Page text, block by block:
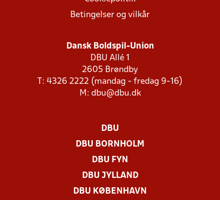
Betingelser og vilkår
Dansk Boldspil-Union
DBU Allé 1
2605 Brøndby
T: 4326 2222 (mandag - fredag 9-16)
M: dbu@dbu.dk
DBU
DBU BORNHOLM
DBU FYN
DBU JYLLAND
DBU KØBENHAVN